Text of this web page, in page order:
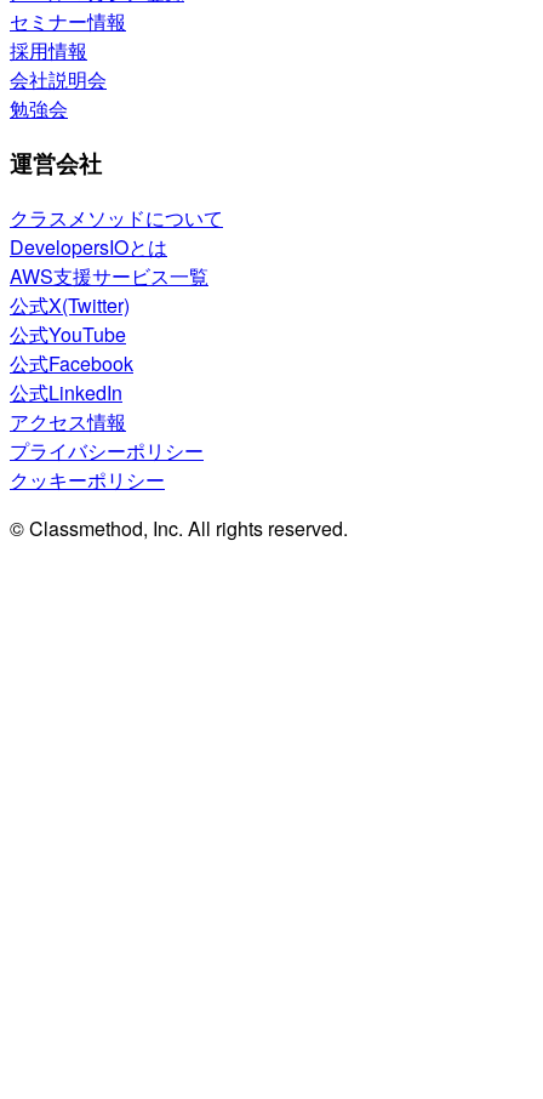
セミナー情報
採用情報
会社説明会
勉強会
運営会社
クラスメソッドについて
DevelopersIOとは
AWS支援サービス一覧
公式X(Twitter)
公式YouTube
公式Facebook
公式LinkedIn
アクセス情報
プライバシーポリシー
クッキーポリシー
© Classmethod, Inc. All rights reserved.